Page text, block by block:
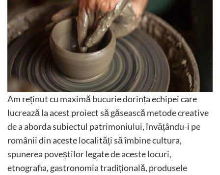
Am reținut cu maximă bucurie dorința echipei care
lucrează la acest proiect să găsească metode creative
de a aborda subiectul patrimoniului, învățându-i pe
românii din aceste localități să îmbine cultura,
spunerea poveștilor legate de aceste locuri,
etnografia, gastronomia tradițională, produsele